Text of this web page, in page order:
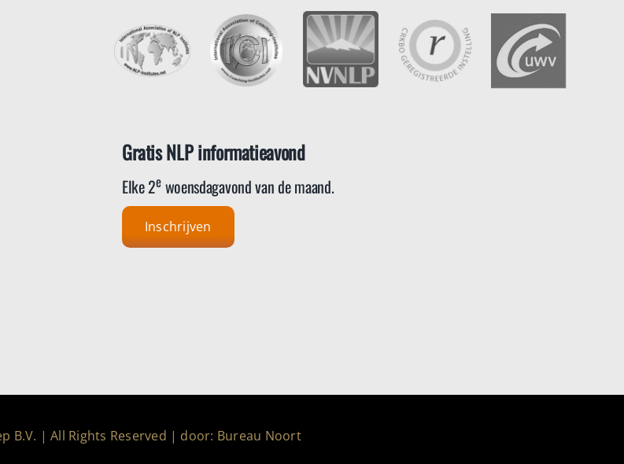
Gratis NLP informatieavond
Elke 2ewoensdagavond van de maand.
Inschrijven
B.V. | All Rights Reserved | door: Bureau Noort